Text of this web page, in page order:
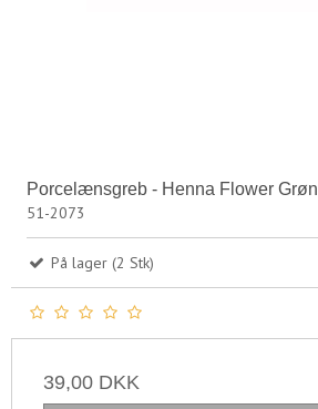
Porcelænsgreb - Henna Flower Grøn
51-2073
På lager (2 Stk)
39,00 DKK